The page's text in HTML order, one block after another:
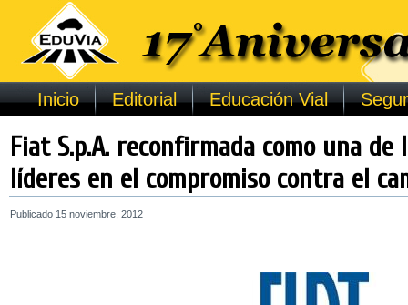
Inicio Editorial Educación Vial
Fiat S.p.A. reconfirmada como una de
líderes en el compromiso contra el
Publicado 15 noviembre, 2012